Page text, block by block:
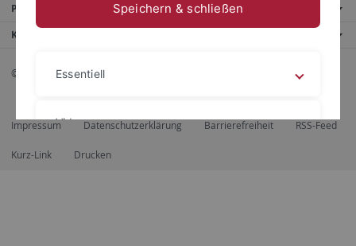
Portale
Kontaktinfo
© 2026 Eberhard Karls Universität Tübingen, Tübingen
Impressum Datenschutzerklärung Barrierefreiheit RSS-Feed
Kurz-Link Drucken
Speichern & schließen
Essentiell
Videos